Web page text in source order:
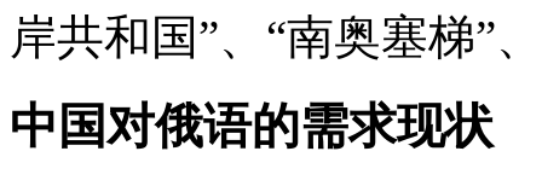
岸共和国”、“南奥塞梯”
中国对俄语的需求现状